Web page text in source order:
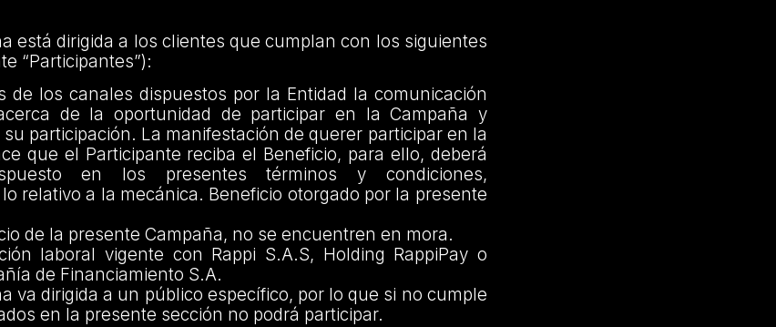
está dirigida a los clientes que cumplan con los siguientes
“Participantes”):
de los canales dispuestos por la Entidad la comunicación
de la oportunidad de participar en la Campaña y
participación. La manifestación de querer participar en la
que el Participante reciba el Beneficio, para ello, deberá
en los presentes términos y condiciones,
relativo a la mecánica. Beneficio otorgado por la presente
de la presente Campaña, no se encuentren en mora.
laboral vigente con Rappi S.A.S, Holding RappiPay o
de Financiamiento S.A.
va dirigida a un público específico, por lo que si no cumple
en la presente sección no podrá participar.